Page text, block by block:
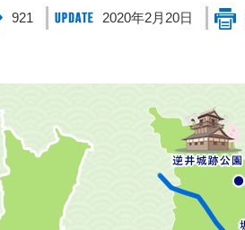
921 2020年2月20日